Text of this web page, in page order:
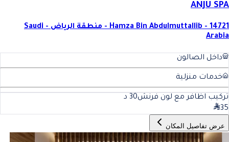
ANJU SPA
Hamza Bin Abdulmuttallib - 14721 - منطقة الرياض - Saudi
Arabia
داخل الصالون
خدمات منزلية
تركيب اظافر مع لون فرنش30 د
35
عرض تفاصيل المكان